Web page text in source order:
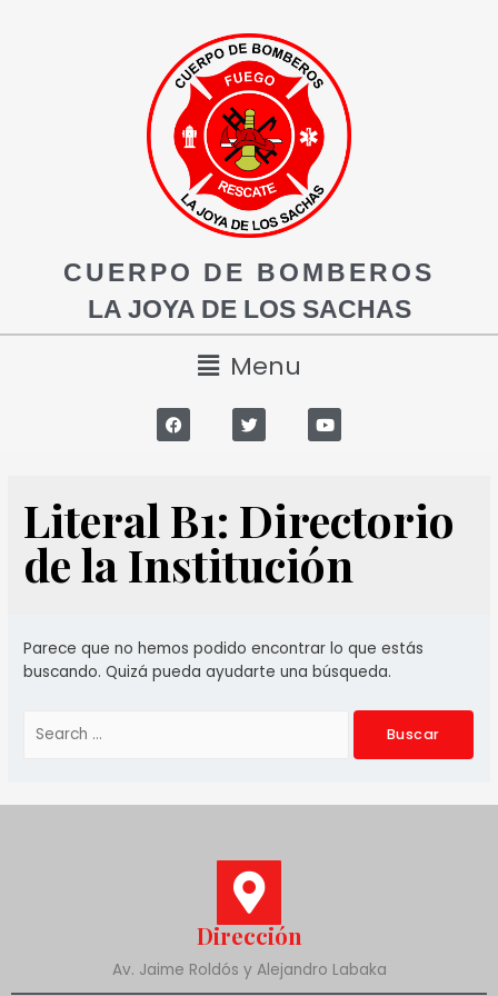
CUERPO DE BOMBEROS
LA JOYA DE LOS SACHAS
Menu
Literal B1: Directorio
de la Institución
Parece que no hemos podido encontrar lo que estás
buscando. Quizá pueda ayudarte una búsqueda.
Dirección
Av. Jaime Roldós y Alejandro Labaka